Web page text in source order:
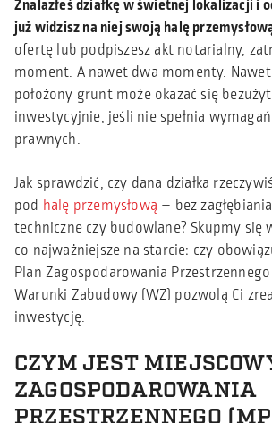
Znalazłeś działkę w świetnej lokalizacji i
już widzisz na niej swoją halę
ofertę lub podpiszesz akt notarialny,
moment. A nawet dwa momenty.
położony grunt może okazać się
inwestycyjnie, jeśli nie spełnia
prawnych.
Jak sprawdzić, czy dana działka
pod halę przemysłową – bez
techniczne czy budowlane? Skupmy się
co najważniejsze na starcie: czy
Plan Zagospodarowania Przestrzennego
Warunki Zabudowy (WZ) pozwolą Ci
inwestycję.
CZYM JEST
ZAGOSPODAROWANIA
PRZESTRZENNEGO